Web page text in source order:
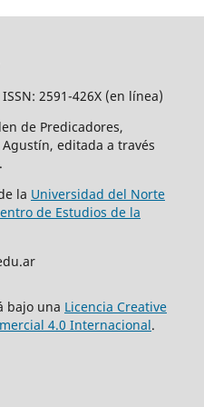
2591-426X (en línea)
de Predicadores,
editada a través
la Universidad del Norte
de Estudios de la
bajo una Licencia Creative
4.0 Internacional.